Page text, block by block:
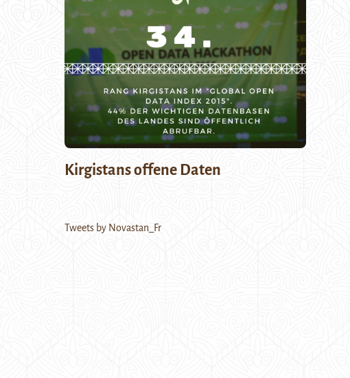
Kirgistans offene Daten
Tweets by Novastan_Fr